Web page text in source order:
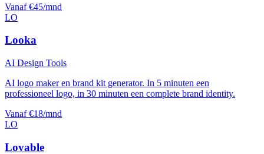
Vanaf €45/mnd
LO
Looka
AI Design Tools
AI logo maker en brand kit generator. In 5 minuten een
professioneel logo, in 30 minuten een complete brand identity.
Vanaf €18/mnd
LO
Lovable